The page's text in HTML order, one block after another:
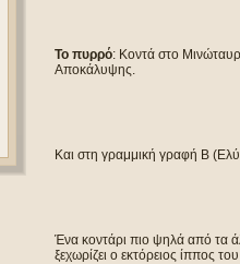
Το πυρρό: Κοντά στο
Αποκάλυψης.
Και στη γραμμική γραφή Β
Ένα κοντάρι πιο ψηλά από τα
ξεχωρίζει ο εκτόρειος ίππος